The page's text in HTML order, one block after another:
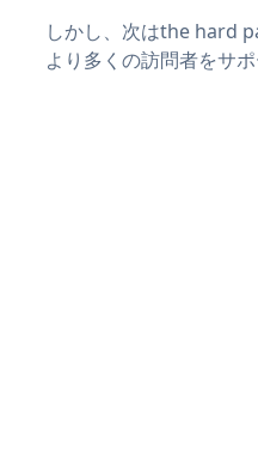
しかし、次はthe hard
より多くの訪問者をサ